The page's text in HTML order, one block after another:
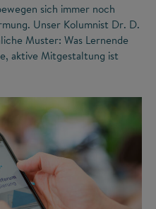
sich immer noch
Unser Kolumnist Dr. D.
Muster: Was Lernende
aktive Mitgestaltung ist